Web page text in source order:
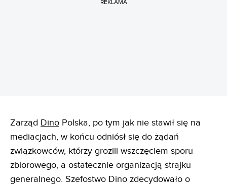
REKLAMA
Zarząd Dino Polska, po tym jak nie stawił się na
mediacjach, w końcu odniósł się do żądań
związkowców, którzy grozili wszczęciem sporu
zbiorowego, a ostatecznie organizacją strajku
generalnego. Szefostwo Dino zdecydowało o